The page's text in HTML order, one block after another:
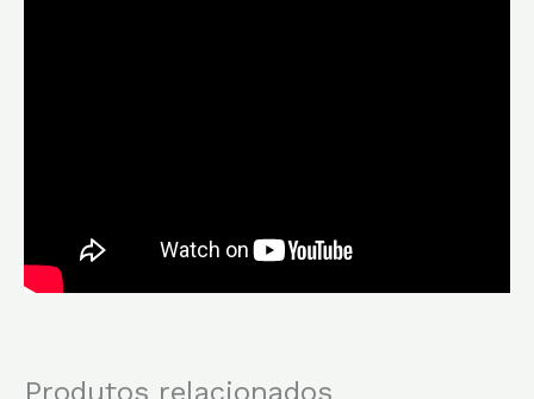
Produtos relacionados